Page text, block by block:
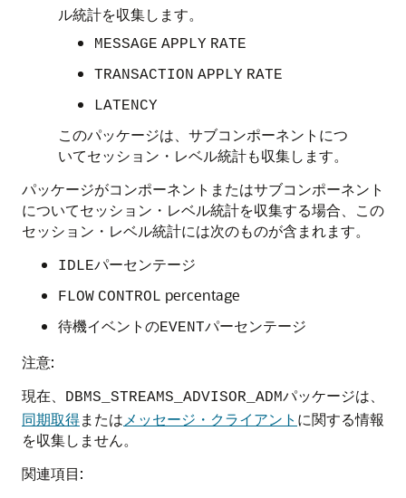
ル統計を収集します。
MESSAGE APPLY RATE
TRANSACTION APPLY RATE
LATENCY
このパッケージは、サブコンポーネントにつ
いてセッション・レベル統計も収集します。
パッケージがコンポーネントまたはサブコンポーネント
についてセッション・レベル統計を収集する場合、この
セッション・レベル統計には次のものが含まれます。
IDLEパーセンテージ
FLOW CONTROL percentage
待機イベントのEVENTパーセンテージ
注意:
現在、
DBMS_STREAMS_ADVISOR_ADMパッケージは、
同期取得または メッセージ・クライアント に関する情報
を収集しません。
関連項目: